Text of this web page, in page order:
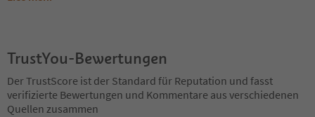
TrustYou-Bewertungen
Der TrustScore ist der Standard für Reputation und fasst
verifizierte Bewertungen und Kommentare aus verschiedenen
Quellen zusammen